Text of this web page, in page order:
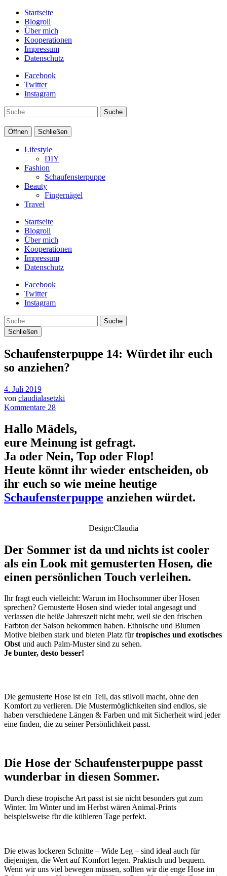
Startseite
Blogroll
Über mich
Kooperationen
Impressum
Datenschutz
Facebook
Twitter
Instagram
Suche
Öffnen Schließen
Lifestyle
DIY
Fashion
Schaufensterpuppe
Beauty
Fingernägel
Travel
Startseite
Blogroll
Über mich
Kooperationen
Impressum
Datenschutz
Facebook
Twitter
Instagram
Suche
Schließen
Schaufensterpuppe 14: Würdet ihr euch
so anziehen?
4. Juli 2019
von claudialasetzki
Kommentare 28
Hallo Mädels,
eure Meinung ist gefragt.
Ja oder Nein, Top oder Flop!
Heute könnt ihr wieder entscheiden, ob
ihr euch so wie meine heutige
Schaufensterpuppe anziehen würdet.
Design:Claudia
Der Sommer ist da und nichts ist cooler
als ein Look mit gemusterten Hosen, die
einen persönlichen Touch verleihen.
Ihr fragt euch vielleicht: Warum im Hochsommer über Hosen
sprechen? Gemusterte Hosen sind wieder total angesagt und
verlassen die heiße Jahreszeit nicht mehr, weil sie den frischen
Farbton der Saison bekommen haben. Ethnische und Blumen
Motive bleiben stark und bieten Platz fürtropisches und exotisches
Obstund auch Palm-Muster sind zu sehen.
Je bunter, desto besser!
Die gemusterte Hose ist ein Teil, das stilvoll macht, ohne den
Komfort zu verlieren. Die Mustermöglichkeiten sind endlos, sie
haben verschiedene Längen & Farben und mit Sicherheit wird jeder
eine finden, die zu seiner Persönlichkeit passt.
Die Hose der Schaufensterpuppe passt
wunderbar in diesen Sommer.
Durch diese tropische Art passt ist sie nicht besonders gut zum
Winter. Im Winter und im Herbst wären Animal-Prints
beispielsweise für die kühleren Tage perfekt.
Die etwas lockeren Schnitte – Wide Leg – sind ideal auch für
diejenigen, die Wert auf Komfort legen. Praktisch und bequem.
Wenn wir uns viel bewegen müssen, sollten wir die enge Hose im